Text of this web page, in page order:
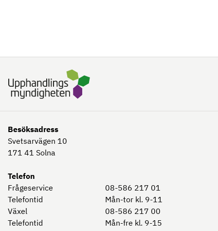
Besöksadress
Svetsarvägen 10
171 41 Solna
Telefon
Frågeservice
08-586 217 01
Telefontid
Mån-tor kl. 9-11
Växel
08-586 217 00
Telefontid
Mån-fre kl. 9-15